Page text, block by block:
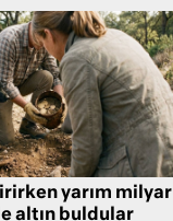
yarım milyar
altın buldular